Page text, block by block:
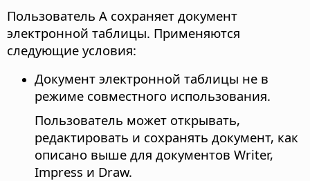
Пользователь А сохраняет документ
электронной таблицы. Применяются
следующие условия:
Документ электронной таблицы не в
режиме совместного использования.
Пользователь может открывать,
редактировать и сохранять документ, как
описано выше для документов Writer,
Impress и Draw.